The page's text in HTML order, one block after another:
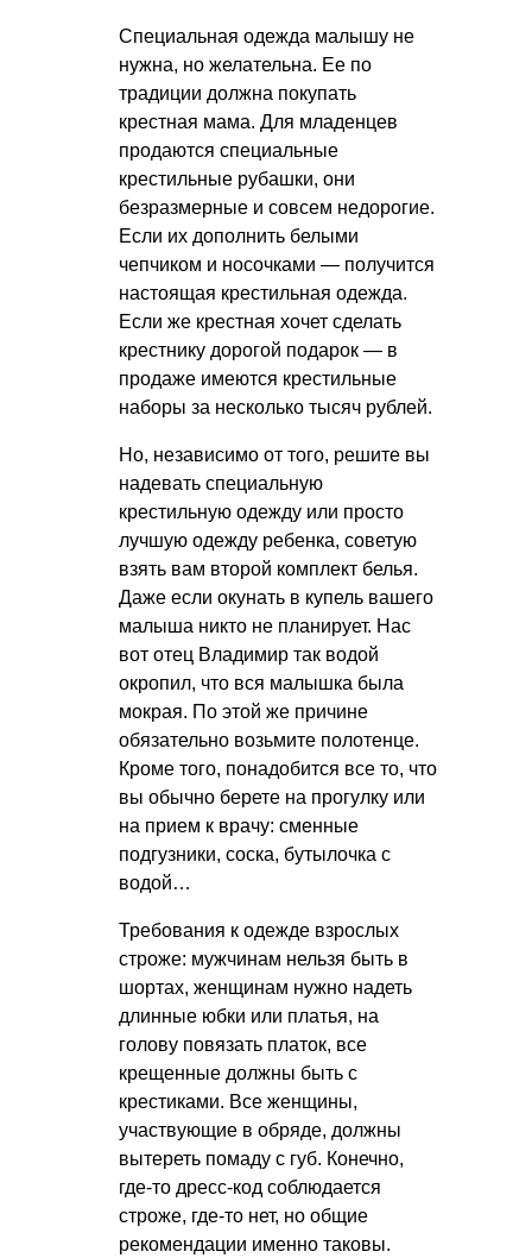
Специальная одежда малышу не
нужна, но желательна. Ее по
традиции должна покупать
крестная мама. Для младенцев
продаются специальные
крестильные рубашки, они
безразмерные и совсем недорогие.
Если их дополнить белыми
чепчиком и носочками — получится
настоящая крестильная одежда.
Если же крестная хочет сделать
крестнику дорогой подарок — в
продаже имеются крестильные
наборы за несколько тысяч рублей.
Но, независимо от того, решите вы
надевать специальную
крестильную одежду или просто
лучшую одежду ребенка, советую
взять вам второй комплект белья.
Даже если окунать в купель вашего
малыша никто не планирует. Нас
вот отец Владимир так водой
окропил, что вся малышка была
мокрая. По этой же причине
обязательно возьмите полотенце.
Кроме того, понадобится все то, что
вы обычно берете на прогулку или
на прием к врачу: сменные
подгузники, соска, бутылочка с
водой…
Требования к одежде взрослых
строже: мужчинам нельзя быть в
шортах, женщинам нужно надеть
длинные юбки или платья, на
голову повязать платок, все
крещенные должны быть с
крестиками. Все женщины,
участвующие в обряде, должны
вытереть помаду с губ. Конечно,
где-то дресс-код соблюдается
строже, где-то нет, но общие
рекомендации именно таковы.